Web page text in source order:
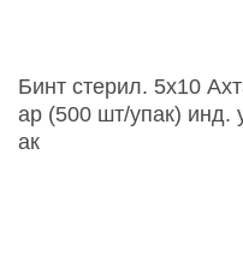
Бинт стерил. 5х10
ар (500 шт/упак) инд.
ак